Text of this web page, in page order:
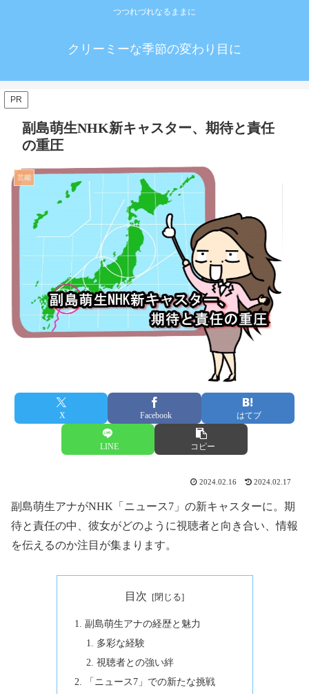
つつれづれなるままに
クリーミーな季節の変わり目に
PR
副島萌生NHK新キャスター、期待と責任
の重圧
芸能
X Facebook はてブ
LINE コピー
2024.02.16 2024.02.17
副島萌生アナがNHK「ニュース7」の新キャスターに。期
待と責任の中、彼女がどのように視聴者と向き合い、情報
を伝えるのか注目が集まります。
目次
副島萌生アナの経歴と魅力
多彩な経験
視聴者との強い絆
「ニュース7」での新たな挑戦